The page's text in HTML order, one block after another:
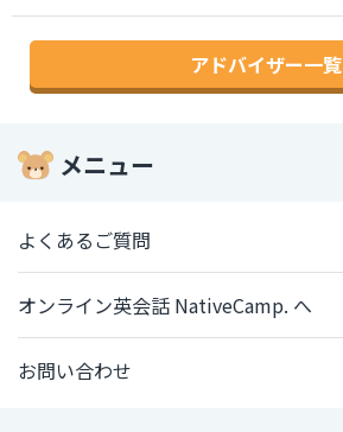
アドバイザー一覧
メニュー
よくあるご質問
オンライン英会話 NativeCamp. へ
お問い合わせ